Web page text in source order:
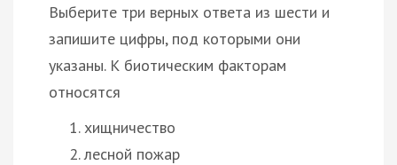
Выберите три верных ответа из шести и
запишите цифры, под которыми они
указаны. К биотическим факторам
относятся
хищничество
лесной пожар